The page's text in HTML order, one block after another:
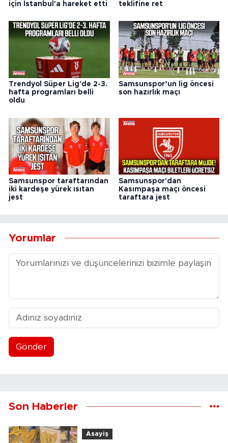
için İstanbul'a hareket etti teklifine ret
Trendyol Süper Lig'de 2-3.
hafta programları belli
oldu
Samsunspor’un lig öncesi
son hazırlık maçı
Samsunspor taraftarından
iki kardeşe yürek ısıtan
jest
Samsunspor'dan
Kasımpaşa maçı öncesi
taraftara jest
Yorumlar
Gönder
Son Haberler
Asayiş